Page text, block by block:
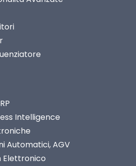
Intelligence
Automatici, AGV
Elettronico